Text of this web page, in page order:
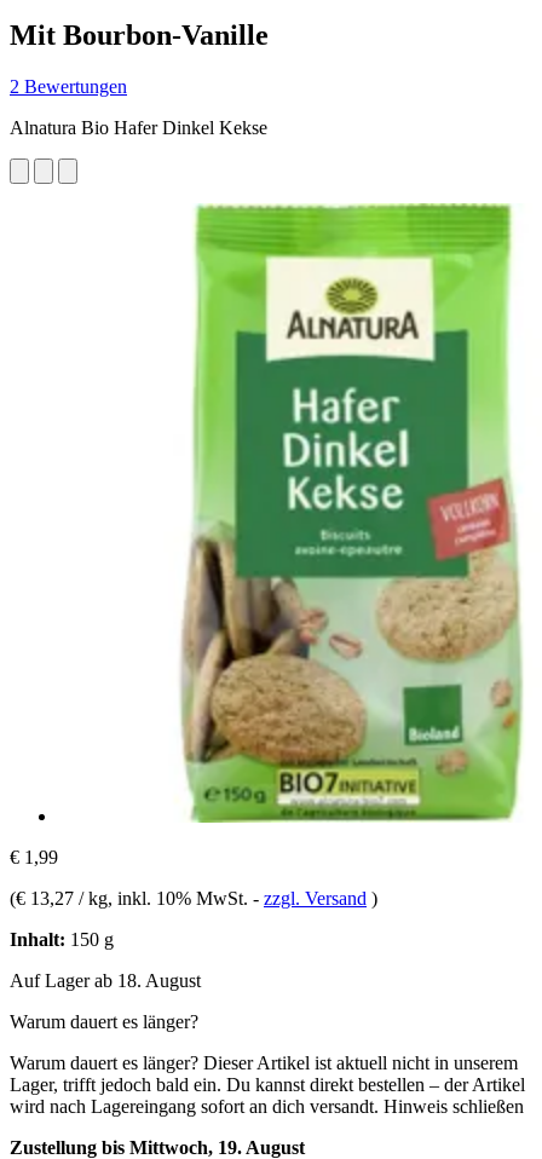
Mit Bourbon-Vanille
2 Bewertungen
Alnatura Bio Hafer Dinkel Kekse
€ 1,99
(€ 13,27 / kg, inkl. 10% MwSt. - zzgl. Versand )
Inhalt: 150 g
Auf Lager ab 18. August
Warum dauert es länger?
Warum dauert es länger? Dieser Artikel ist aktuell nicht in unserem
Lager, trifft jedoch bald ein. Du kannst direkt bestellen – der Artikel
wird nach Lagereingang sofort an dich versandt. Hinweis schließen
Zustellung bis Mittwoch, 19. August